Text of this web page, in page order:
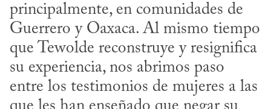
principalmente, en comunidades de
Guerrero y Oaxaca. Al mismo tiempo
que Tewolde reconstruye y resignifica
su experiencia, nos abrimos paso
entre los testimonios de mujeres a las